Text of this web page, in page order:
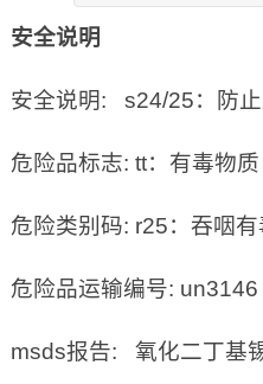
安全说明
安全说明: s24/25：防止
危险品标志: tt：有毒物质
危险类别码: r25：吞咽有
危险品运输编号: un3146
msds报告: 氧化二丁基